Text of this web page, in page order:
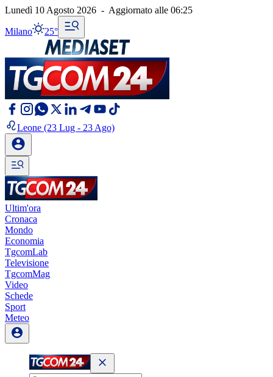
Lunedì 10 Agosto 2026 - Aggiornato alle 06:25
Milano 25°
Leone (23 Lug - 23 Ago)
Ultim'ora
Cronaca
Mondo
Economia
TgcomLab
Televisione
TgcomMag
Video
Schede
Sport
Meteo